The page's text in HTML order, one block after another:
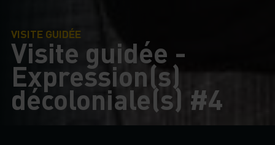
VISITE GUIDÉE
Visite guidée -
Expression(s)
décoloniale(s) #4